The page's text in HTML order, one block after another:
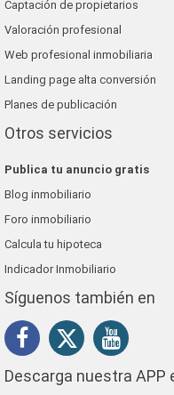
Captación de propietarios
Valoración profesional
Web profesional inmobiliaria
Landing page alta conversión
Planes de publicación
Otros servicios
Publica tu anuncio gratis
Blog inmobiliario
Foro inmobiliario
Calcula tu hipoteca
Indicador Inmobiliario
Síguenos también en
Descarga nuestra APP